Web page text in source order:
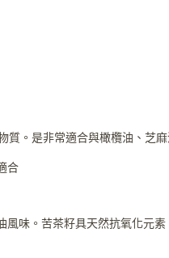
。是非常適合與橄欖油、芝
合
味。苦茶籽具天然抗氧化元素